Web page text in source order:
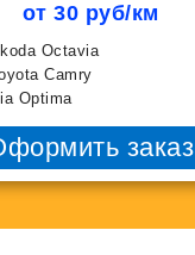
от 30 руб/км
Octavia
Camry
Optima
заказ